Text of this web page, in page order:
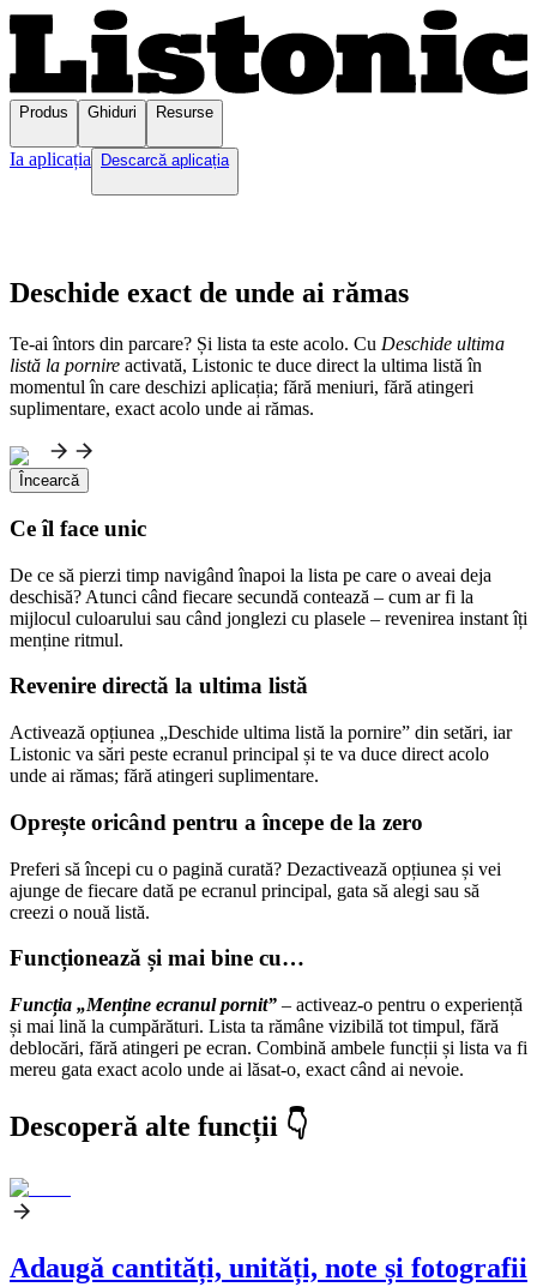
Produs Ghiduri Resurse
Ia aplicația Descarcă aplicația
Deschide exact de unde ai rămas
Te-ai întors din parcare? Și lista ta este acolo. Cu Deschide ultima
listă la pornire activată, Listonic te duce direct la ultima listă în
momentul în care deschizi aplicația; fără meniuri, fără atingeri
suplimentare, exact acolo unde ai rămas.
Încearcă
Ce îl face unic
De ce să pierzi timp navigând înapoi la lista pe care o aveai deja
deschisă? Atunci când fiecare secundă contează – cum ar fi la
mijlocul culoarului sau când jonglezi cu plasele – revenirea instant îți
menține ritmul.
Revenire directă la ultima listă
Activează opțiunea „Deschide ultima listă la pornire” din setări, iar
Listonic va sări peste ecranul principal și te va duce direct acolo
unde ai rămas; fără atingeri suplimentare.
Oprește oricând pentru a începe de la zero
Preferi să începi cu o pagină curată? Dezactivează opțiunea și vei
ajunge de fiecare dată pe ecranul principal, gata să alegi sau să
creezi o nouă listă.
Funcționează și mai bine cu…
Funcția „Menține ecranul pornit” – activeaz-o pentru o experiență
și mai lină la cumpărături. Lista ta rămâne vizibilă tot timpul, fără
deblocări, fără atingeri pe ecran. Combină ambele funcții și lista va fi
mereu gata exact acolo unde ai lăsat-o, exact când ai nevoie.
Descoperă alte funcții 👇
Adaugă cantități, unități, note și fotografii